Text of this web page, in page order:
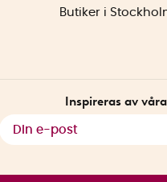
Butiker i
Inspireras av